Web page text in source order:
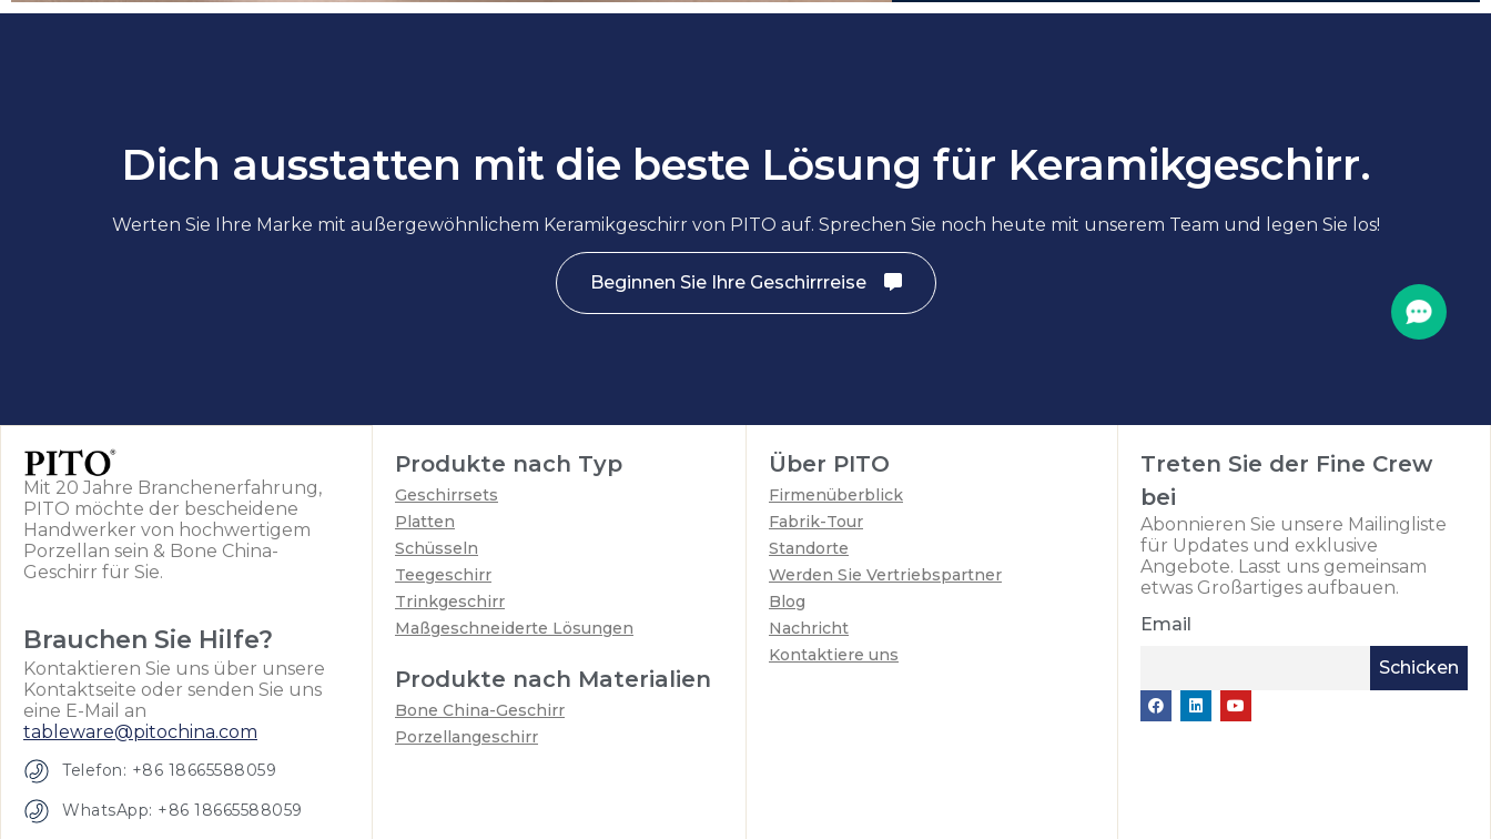
Dich ausstatten mit die beste Lösung für Keramikgeschirr.
Werten Sie Ihre Marke mit außergewöhnlichem Keramikgeschirr von PITO auf. Sprechen Sie noch heute mit unserem Team und legen Sie los!
Beginnen Sie Ihre Geschirrreise
Mit 20 Jahre Branchenerfahrung,
PITO möchte der bescheidene
Handwerker von hochwertigem
Porzellan sein & Bone China-
Geschirr für Sie.
Brauchen Sie Hilfe?
Kontaktieren Sie uns über unsere
Kontaktseite oder senden Sie uns
eine E-Mail an
tableware@pitochina.com
Telefon: +86 18665588059
WhatsApp: +86 18665588059
Produkte nach Typ
Geschirrsets
Platten
Schüsseln
Teegeschirr
Trinkgeschirr
Maßgeschneiderte Lösungen
Produkte nach Materialien
Bone China-Geschirr
Porzellangeschirr
Über PITO
Firmenüberblick
Fabrik-Tour
Standorte
Werden Sie Vertriebspartner
Blog
Nachricht
Kontaktiere uns
Treten Sie der Fine Crew
bei
Abonnieren Sie unsere Mailingliste
für Updates und exklusive
Angebote. Lasst uns gemeinsam
etwas Großartiges aufbauen.
Email
Schicken